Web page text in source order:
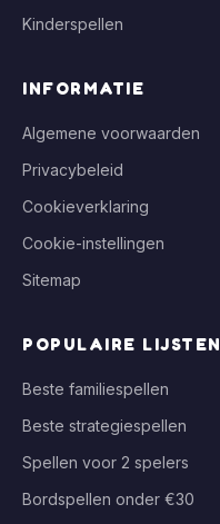
Kinderspellen
INFORMATIE
Algemene voorwaarden
Privacybeleid
Cookieverklaring
Cookie-instellingen
Sitemap
POPULAIRE LIJSTEN
Beste familiespellen
Beste strategiespellen
Spellen voor 2 spelers
Bordspellen onder €30